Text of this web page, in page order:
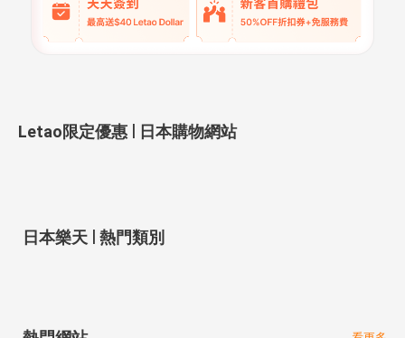
Letao限定優惠 | 日本購物網站
日本樂天 | 熱門類別